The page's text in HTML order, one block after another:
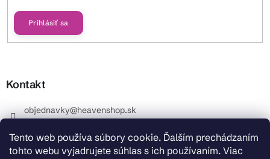
Tento web používa súbory cookie. Ďalším prechádzaním
tohto webu vyjadrujete súhlas s ich používaním. Viac
Prihlásiť sa
Kontakt
objednavky@heavenshop.sk
_Info objednávky : +421 914 399 399 Pracovné dni od
8.00 hod. do 12.00 . REKLAMÁCIE : +421 914 399 399